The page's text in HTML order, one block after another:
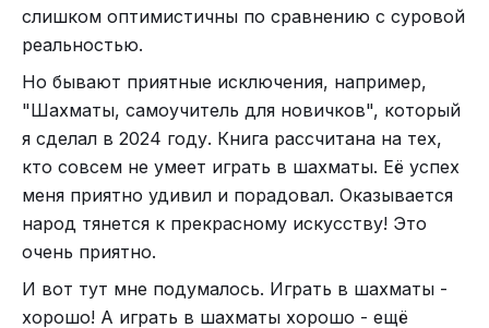
возвращается в игру сам.
Однажды он выбирал турнир.
— С каким контролем тебе лучше?
— Десять минут.
— Почему?
— Потому что если меньше — потом я тороплюсь.
Он сказал это спокойно, как факт. Я тогда
впервые подумала не о шахматах.
проигрывал слабым, было тяжело. После партий
доиграл спокойно.
Дома, по словам папы, сын иногда проигрывал
ему и начинал плакать. Папа из-за этого
переживал ещё сильнее.
После занятий я отправляла папе короткие
сообщения: что получилось, что пока трудно, на
что обратить внимание. Ответы приходили
почти всегда. Часто в них звучало «мы».
— «Мы порешали».
— «Мы попробовали ещё раз».
— «Мы будем».
слишком оптимистичны по сравнению с суровой
реальностью.
Но бывают приятные исключения, например,
"Шахматы, самоучитель для новичков", который
я сделал в 2024 году. Книга рассчитана на тех,
кто совсем не умеет играть в шахматы. Её успех
меня приятно удивил и порадовал. Оказывается
народ тянется к прекрасному искусству! Это
очень приятно.
И вот тут мне подумалось. Играть в шахматы -
хорошо! А играть в шахматы хорошо - ещё